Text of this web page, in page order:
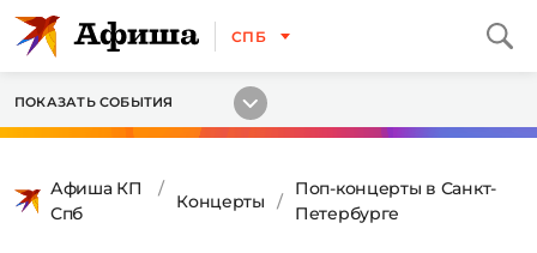
СПБ
ПОКАЗАТЬ СОБЫТИЯ
Афиша КП
Спб
Концерты
Поп-концерты в Санкт-
Петербурге